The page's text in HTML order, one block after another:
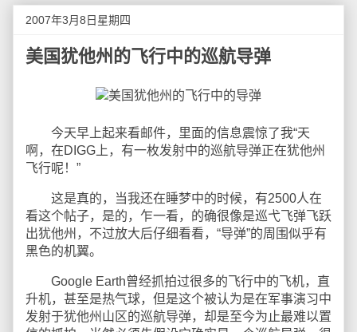
2007年3月8日星期四
美国犹他州的飞行中的巡航导弹
今天早上起来看邮件，里面的信息震惊了我“天
啊，在DIGG上，有一枚发射中的巡航导弹正在犹他州
飞行呢！”
这是真的，当我还在睡梦中的时候，有2500人在
看这个帖子，是的，乍一看，的确很像是巡弋飞弹飞跃
出犹他州，不过放大后仔细看看，“导弹”的周围似乎有
黑色的机翼。
Google Earth曾经抓拍过很多的飞行中的飞机，直
升机，甚至是热气球，但是这个被认为是在军事演习中
发射于犹他州山区的巡航导弹，却是至今为止最难以置